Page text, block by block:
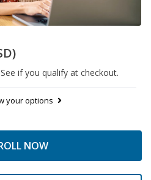
if you qualify at checkout.
your options
NOW